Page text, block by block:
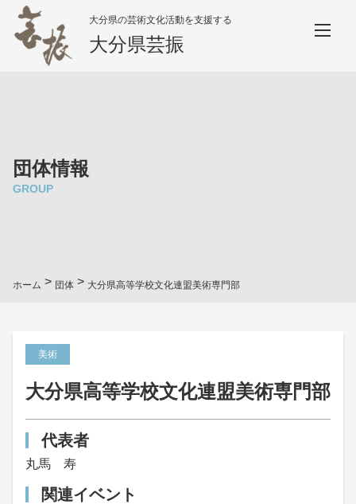
大分県の芸術文化活動を支援する
大分県芸振
団体情報
GROUP
ホーム > 団体 > 大分県高等学校文化連盟美術専門部
美術
大分県高等学校文化連盟美術専門部
代表者
丸馬 寿
関連イベント